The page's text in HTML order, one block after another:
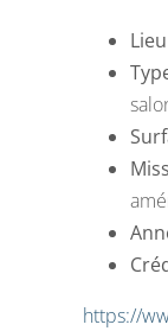
Lieu
https://